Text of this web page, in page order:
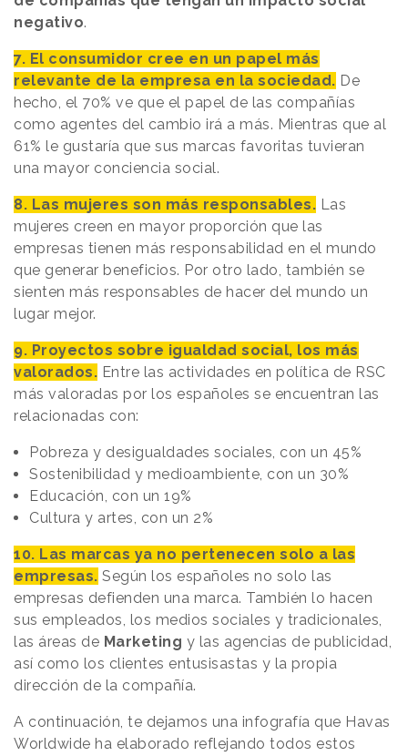
negativo.
7. El consumidor cree en un papel más
relevante de la empresa en la sociedad. De
hecho, el 70% ve que el papel de las compañías
como agentes del cambio irá a más. Mientras que al
61% le gustaría que sus marcas favoritas tuvieran
una mayor conciencia social.
8. Las mujeres son más responsables. Las
mujeres creen en mayor proporción que las
empresas tienen más responsabilidad en el mundo
que generar beneficios. Por otro lado, también se
sienten más responsables de hacer del mundo un
lugar mejor.
9. Proyectos sobre igualdad social, los más
valorados. Entre las actividades en política de RSC
más valoradas por los españoles se encuentran las
relacionadas con:
Pobreza y desigualdades sociales, con un 45%
Sostenibilidad y medioambiente, con un 30%
Educación, con un 19%
Cultura y artes, con un 2%
10. Las marcas ya no pertenecen solo a las
empresas. Según los españoles no solo las
empresas defienden una marca. También lo hacen
sus empleados, los medios sociales y tradicionales,
las áreas de Marketing y las agencias de publicidad,
así como los clientes entusisastas y la propia
dirección de la compañía.
A continuación, te dejamos una infografía que Havas
Worldwide ha elaborado reflejando todos estos